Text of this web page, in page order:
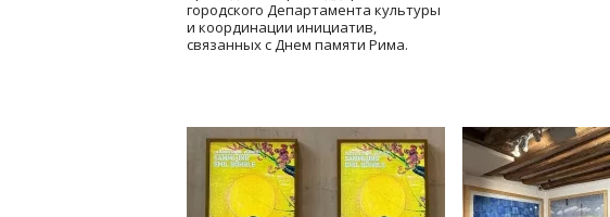
городского Департамента культуры
и координации инициатив,
связанных с Днем памяти Рима.